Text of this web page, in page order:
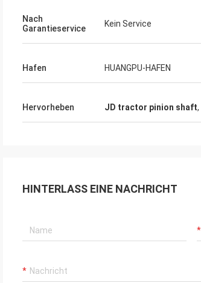
Nach
Garantieservice
Kein Service
Hafen HUANGPU-HAFEN
Hervorheben JD tractor pinion shaft,
HINTERLASS EINE NACHRICHT